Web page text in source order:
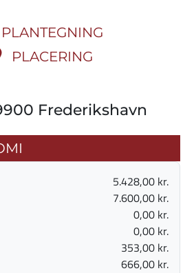
Frederikshavn
5.428,00 kr.
7.600,00 kr.
0,00 kr.
0,00 kr.
353,00 kr.
666,00 kr.
PLANTEGNING
PLACERING